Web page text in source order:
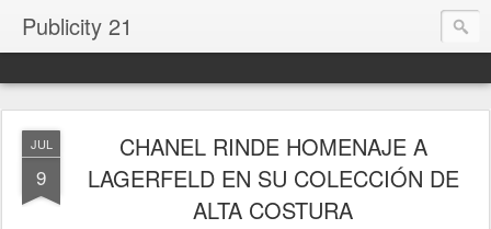
Publicity 21
JUL
9
CHANEL RINDE HOMENAJE A
LAGERFELD EN SU COLECCIÓN DE
ALTA COSTURA